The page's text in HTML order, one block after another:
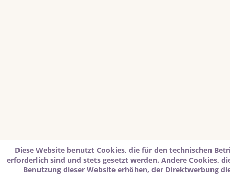
Diese Website benutzt Cookies, die für den technischen
erforderlich sind und stets gesetzt werden. Andere Cookies,
Benutzung dieser Website erhöhen, der Direktwerbung